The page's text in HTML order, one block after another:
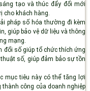
tạo và thúc đẩy đổi mới
cho khách hàng.
pháp số hóa thường đi kèm
giúp bảo vệ dữ liệu và thông
mạng.
đổi số giúp tổ chức thích ứng
số, giúp đảm bảo sự tồn
mục tiêu này có thể tăng lợi
công của doanh nghiệp